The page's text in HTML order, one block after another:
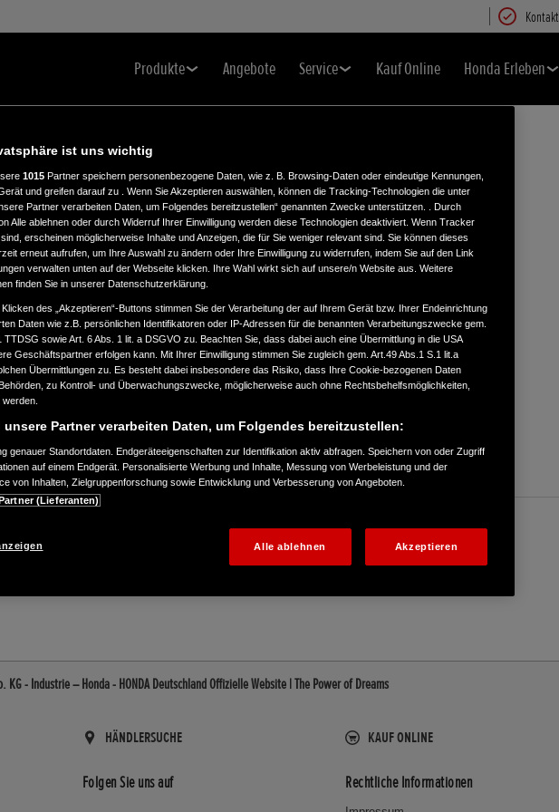
Kontakt
Produkte Angebote Service Kauf Online Honda Erleben
KG - Industrie – Honda - HONDA Deutschland Offizielle Website | The Power of Dreams
HÄNDLERSUCHE KAUF ONLINE
Folgen Sie uns auf Rechtliche Informationen
ist uns wichtig
1015 Partner speichern personenbezogene Daten, wie z. B. Browsing-Daten oder eindeutige Kennungen,
und greifen darauf zu . Wenn Sie Akzeptieren auswählen, können die Tracking-Technologien die unter
Partner verarbeiten Daten, um Folgendes bereitzustellen“ genannten Zwecke unterstützen. . Durch
Alle ablehnen oder durch Widerruf Ihrer Einwilligung werden diese Technologien deaktiviert. Wenn Tracker
erscheinen möglicherweise Inhalte und Anzeigen, die für Sie weniger relevant sind. Sie können dieses
erneut aufrufen, um Ihre Auswahl zu ändern oder Ihre Einwilligung zu widerrufen, indem Sie auf den Link
verwalten unten auf der Webseite klicken. Ihre Wahl wirkt sich auf unsere/n Website aus. Weitere
finden Sie in unserer Datenschutzerklärung.
des „Akzeptieren“-Buttons stimmen Sie der Verarbeitung der auf Ihrem Gerät bzw. Ihrer Endeinrichtung
Daten wie z.B. persönlichen Identifikatoren oder IP-Adressen für die benannten Verarbeitungszwecke gem.
TTDSG sowie Art. 6 Abs. 1 lit. a DSGVO zu. Beachten Sie, dass dabei auch eine Übermittlung in die USA
Geschäftspartner erfolgen kann. Mit Ihrer Einwilligung stimmen Sie zugleich gem. Art.49 Abs.1 S.1 lit.a
Übermittlungen zu. Es besteht dabei insbesondere das Risiko, dass Ihre Cookie-bezogenen Daten
zu Kontroll- und Überwachungszwecke, möglicherweise auch ohne Rechtsbehelfsmöglichkeiten,
unsere Partner verarbeiten Daten, um Folgendes bereitzustellen:
genauer Standortdaten. Endgeräteeigenschaften zur Identifikation aktiv abfragen. Speichern von oder Zugriff
auf einem Endgerät. Personalisierte Werbung und Inhalte, Messung von Werbeleistung und der
von Inhalten, Zielgruppenforschung sowie Entwicklung und Verbesserung von Angeboten.
(Lieferanten)
Alle ablehnen Akzeptieren